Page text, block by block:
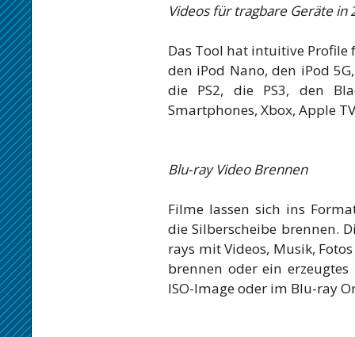
Videos für tragbare Geräte in
Das Tool hat intuitive Profile
den iPod Nano, den iPod
die PS2, die PS3, den
Smartphones, Xbox, Apple
Blu-ray Video Brennen
Filme lassen sich ins
die Silberscheibe brennen.
rays mit Videos, Musik,
brennen oder ein
ISO-Image oder im Blu-ray